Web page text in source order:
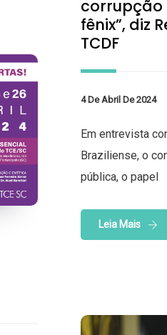
corrupção
fênix”, diz
TCDF
4 De Abril De 2024
Em entrevista
Braziliense, o
pública, o papel
Leia Mais